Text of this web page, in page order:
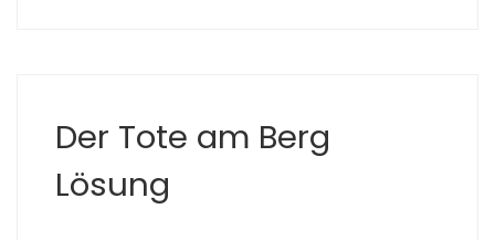
Der Tote am Berg
Lösung